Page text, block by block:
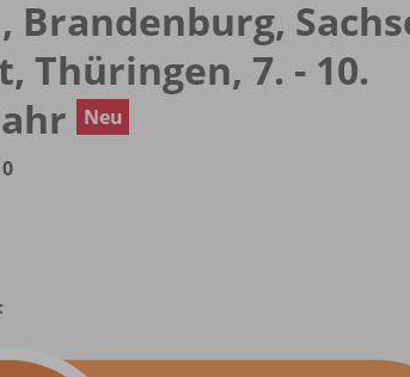
Brandenburg,
Thüringen, 7. - 10.
Neu